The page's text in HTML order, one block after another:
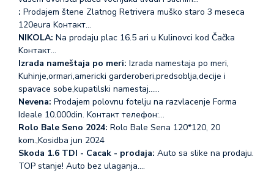
: Prodajem štene Zlatnog Retrivera muško staro 3 meseca
120eura Koнтакт…
NIKOLA: Na prodaju plac 16.5 ari u Kulinovci kod Čačka
Koнтакт…
Izrada nameštaja po meri: Izrada namestaja po meri,
Kuhinje,ormari,americki garderoberi,predsoblja,decije i
spavace sobe,kupatilski namestaj...…
Nevena: Prodajem polovnu fotelju na razvlacenje Forma
Ideale 10.000din. Koнтакт телефон:…
Rolo Bale Seno 2024: Rolo Bale Sena 120*120, 20
kom.,Kosidba jun 2024
Skoda 1.6 TDI - Cacak - prodaja: Auto sa slike na prodaju.
TOP stanje! Auto bez ulaganja.…